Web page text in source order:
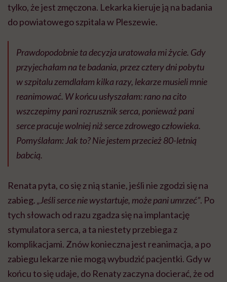
tylko, że jest zmęczona. Lekarka kieruje ją na badania
do powiatowego szpitala w Pleszewie.
Prawdopodobnie ta decyzja uratowała mi życie. Gdy
przyjechałam na te badania, przez cztery dni pobytu
w szpitalu zemdlałam kilka razy, lekarze musieli mnie
reanimować. W końcu usłyszałam: rano na cito
wszczepimy pani rozrusznik serca, ponieważ pani
serce pracuje wolniej niż serce zdrowego człowieka.
Pomyślałam: Jak to? Nie jestem przecież 80-letnią
babcią.
Renata pyta, co się z nią stanie, jeśli nie zgodzi się na
zabieg.„Jeśli serce nie wystartuje, może pani umrzeć”. Po
tych słowach od razu zgadza się na implantację
stymulatora serca, a ta niestety przebiega z
komplikacjami. Znów konieczna jest reanimacja, a po
zabiegu lekarze nie mogą wybudzić pacjentki. Gdy w
końcu to się udaje, do Renaty zaczyna docierać, że od